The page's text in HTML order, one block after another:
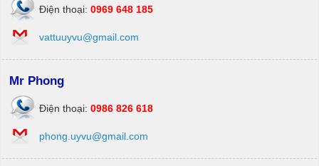
Điện thoại: 0969 648 185
vattuuyvu@gmail.com
Mr Phong
Điện thoại: 0986 826 618
phong.uyvu@gmail.com